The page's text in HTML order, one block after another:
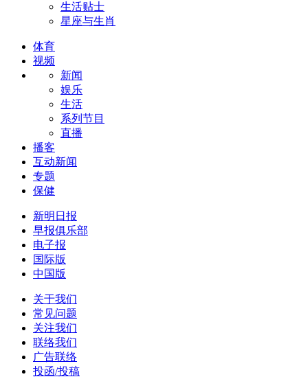
生活贴士
星座与生肖
体育
视频
新闻
娱乐
生活
系列节目
直播
播客
互动新闻
专题
保健
新明日报
早报俱乐部
电子报
国际版
中国版
关于我们
常见问题
关注我们
联络我们
广告联络
投函/投稿